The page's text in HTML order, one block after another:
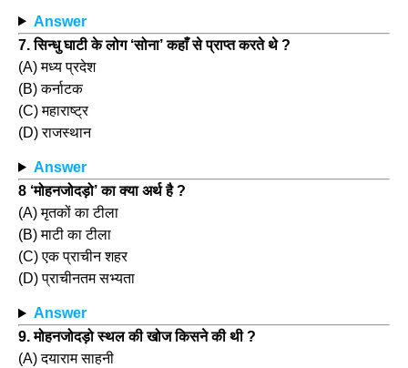
Answer
7. सिन्धु घाटी के लोग ‘सोना’ कहाँ से प्राप्त करते थे ?
(A) मध्य प्रदेश
(B) कर्नाटक
(C) महाराष्ट्र
(D) राजस्थान
Answer
8 ‘मोहनजोदड़ो’ का क्या अर्थ है ?
(A) मृतकों का टीला
(B) माटी का टीला
(C) एक प्राचीन शहर
(D) प्राचीनतम सभ्यता
Answer
9. मोहनजोदड़ो स्थल की खोज किसने की थी ?
(A) दयाराम साहनी